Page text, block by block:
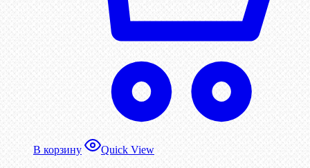
В корзину Quick View